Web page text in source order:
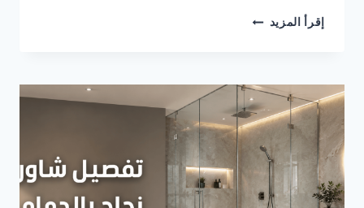
إقرأ المزيد مصنع
السعودية